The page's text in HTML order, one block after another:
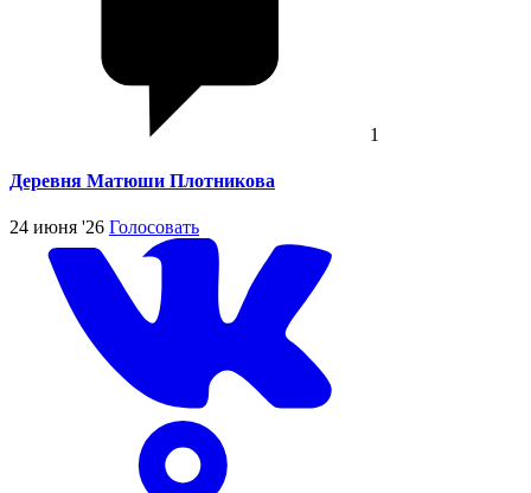
1
Деревня Матюши Плотникова
24 июня '26 Голосовать